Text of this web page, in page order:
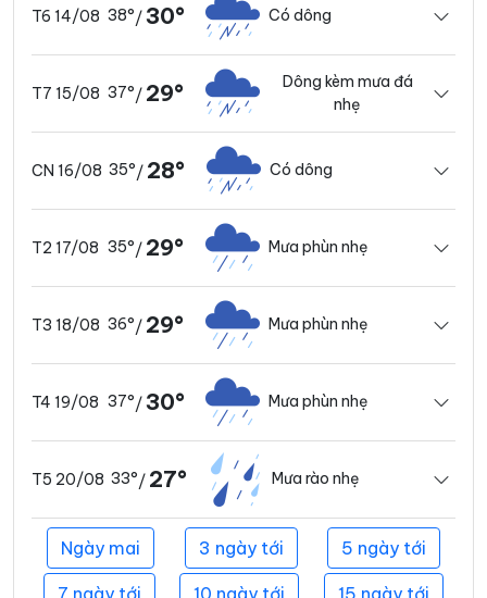
T6 14/08 38°/30° Có dông
T7 15/08 37°/ 29°
Dông kèm mưa đá
nhẹ
CN 16/08 35°/ 28° Có dông
T2 17/08 35°/ 29° Mưa phùn nhẹ
T3 18/08 36°/ 29° Mưa phùn nhẹ
T4 19/08 37°/30° Mưa phùn nhẹ
T5 20/08 33°/ 27° Mưa rào nhẹ
Ngày mai 3 ngày tới 5 ngày tới
7 ngày tới 10 ngày tới 15 ngày tới